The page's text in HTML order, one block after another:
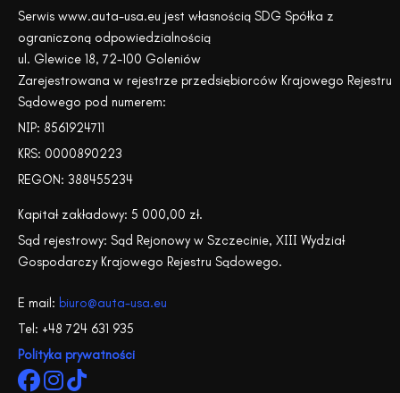
Serwis www.auta-usa.eu jest własnością SDG Spółka z
ograniczoną odpowiedzialnością
ul. Glewice 18, 72-100 Goleniów
Zarejestrowana w rejestrze przedsiębiorców Krajowego Rejestru
Sądowego pod numerem:
NIP: 8561924711
KRS: 0000890223
REGON: 388455234
Kapitał zakładowy: 5 000,00 zł.
Sąd rejestrowy: Sąd Rejonowy w Szczecinie, XIII Wydział
Gospodarczy Krajowego Rejestru Sądowego.
E mail: biuro@auta-usa.eu
Tel: +48 724 631 935
Polityka prywatności